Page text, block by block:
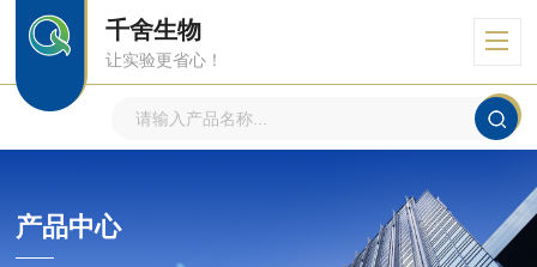
千舍生物
让实验更省心！
产品中心